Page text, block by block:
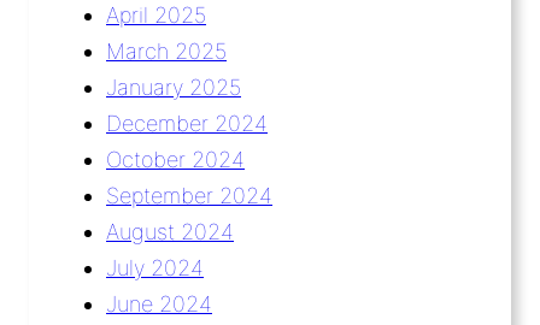
April 2025
March 2025
January 2025
December 2024
October 2024
September 2024
August 2024
July 2024
June 2024